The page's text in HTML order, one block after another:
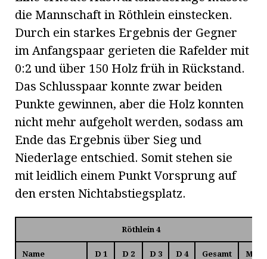
die Mannschaft in Röthlein einstecken.
Durch ein starkes Ergebnis der Gegner
im Anfangspaar gerieten die Rafelder mit
0:2 und über 150 Holz früh in Rückstand.
Das Schlusspaar konnte zwar beiden
Punkte gewinnen, aber die Holz konnten
nicht mehr aufgeholt werden, sodass am
Ende das Ergebnis über Sieg und
Niederlage entschied. Somit stehen sie
mit leidlich einem Punkt Vorsprung auf
den ersten Nichtabstiegsplatz.
Röthlein 4
Name D 1 D 2 D 3 D 4 Gesamt MP